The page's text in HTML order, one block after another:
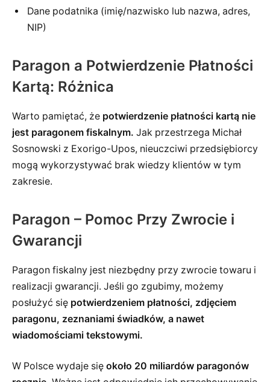
Dane podatnika (imię/nazwisko lub nazwa, adres,
NIP)
Paragon a Potwierdzenie Płatności
Kartą: Różnica
Warto pamiętać, że potwierdzenie płatności kartą nie
jest paragonem fiskalnym. Jak przestrzega Michał
Sosnowski z Exorigo-Upos, nieuczciwi przedsiębiorcy
mogą wykorzystywać brak wiedzy klientów w tym
zakresie.
Paragon – Pomoc Przy Zwrocie i
Gwarancji
Paragon fiskalny jest niezbędny przy zwrocie towaru i
realizacji gwarancji. Jeśli go zgubimy, możemy
posłużyć się potwierdzeniem płatności, zdjęciem
paragonu, zeznaniami świadków, a nawet
wiadomościami tekstowymi.
W Polsce wydaje się około 20 miliardów paragonów